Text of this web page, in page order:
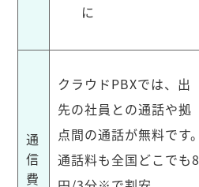
に
通
信
費
クラウドPBXでは、出
先の社員との通話や拠
点間の通話が無料です。
通話料も全国どこでも8